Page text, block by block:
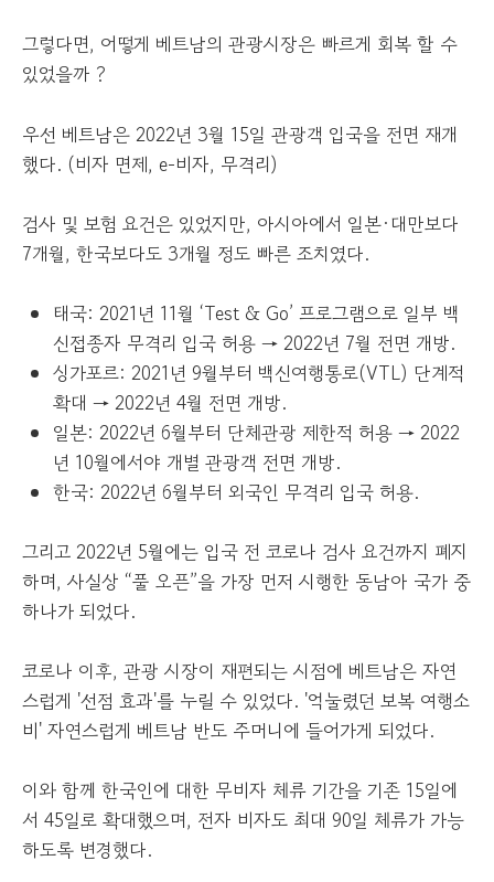
그렇다면, 어떻게 베트남의 관광시장은 빠르게 회복 할 수
있었을까 ?
우선 베트남은 2022년 3월 15일 관광객 입국을 전면 재개
했다. (비자 면제, e-비자, 무격리)
검사 및 보험 요건은 있었지만, 아시아에서 일본·대만보다
7개월, 한국보다도 3개월 정도 빠른 조치였다.
태국: 2021년 11월 ‘Test & Go’ 프로그램으로 일부 백
신접종자 무격리 입국 허용 → 2022년 7월 전면 개방.
싱가포르: 2021년 9월부터 백신여행통로(VTL) 단계적
확대 → 2022년 4월 전면 개방.
일본: 2022년 6월부터 단체관광 제한적 허용 → 2022
년 10월에서야 개별 관광객 전면 개방.
한국: 2022년 6월부터 외국인 무격리 입국 허용.
그리고 2022년 5월에는 입국 전 코로나 검사 요건까지 폐지
하며, 사실상 “풀 오픈”을 가장 먼저 시행한 동남아 국가 중
하나가 되었다.
코로나 이후, 관광 시장이 재편되는 시점에 베트남은 자연
스럽게 '선점 효과'를 누릴 수 있었다. '억눌렸던 보복 여행소
비' 자연스럽게 베트남 반도 주머니에 들어가게 되었다.
이와 함께 한국인에 대한 무비자 체류 기간을 기존 15일에
서 45일로 확대했으며, 전자 비자도 최대 90일 체류가 가능
하도록 변경했다.